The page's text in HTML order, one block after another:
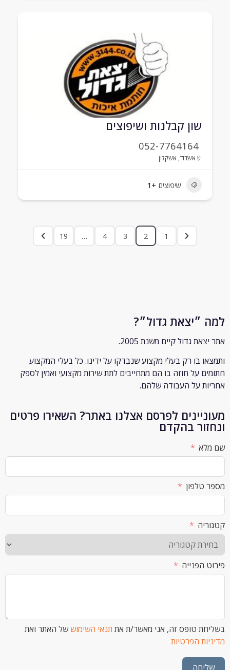
גדול״?
גדול קיים משנת 2005.
בו רקבעלי מקצוע שנבדקו על ידינו. כל בעלי המקצוע
על חוזה בו הם מתחייבים לתת שירות מקצועי ואמין לספק
על העבודה שלהם.
לפרסם אצלנו באתר? השאירו פרטים
בהקדם
טופס זה, אני מאשר/ת אתתנאי השימוש של האתר ואת
הפרטיות
שון קבלנות ושיפוצים
052-7764164
אשקלון
שיפוצים +1
…
19